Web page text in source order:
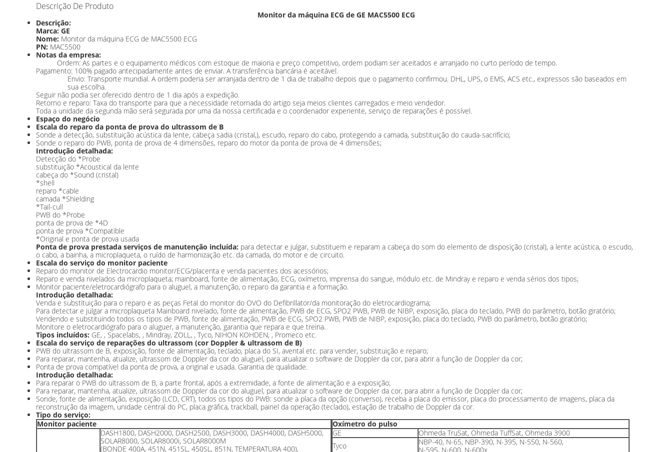
Descrição De Produto
Monitor da máquina ECG de GE MAC5500 ECG
Descrição:
Marca: GE
Nome: Monitor da máquina ECG de MAC5500 ECG
PN: MAC5500
Notas da empresa:
Ordem: As partes e o equipamento médicos com estoque de maioria e preço competitivo, ordem podiam ser aceitados e arranjado no curto período de tempo.
Pagamento: 100% pagado antecipadamente antes de enviar. A transferência bancária é aceitável.
Envio: Transporte mundial. A ordem poderia ser arranjada dentro de 1 dia de trabalho depois que o pagamento confirmou. DHL, UPS, o EMS, ACS etc., expressos são baseados em
sua escolha.
Seguir não podia ser oferecido dentro de 1 dia após a expedição.
Retorno e reparo: Taxa do transporte para que a necessidade retornada do artigo seja meios clientes carregados e meio vendedor.
Toda a unidade da segunda mão será segurada por uma da nossa certificada e o coordenador experiente, serviço de reparações é possível.
Espaço do negócio
Escala do reparo da ponta de prova do ultrassom de B
Sonde a detecção, substituição acústica da lente, cabeça sadia (cristal,), escudo, reparo do cabo, protegendo a camada, substituição do cauda-sacrifício;
Sonde o reparo do PWB, ponta de prova de 4 dimensões, reparo do motor da ponta de prova de 4 dimensões;
Introdução detalhada:
Detecção do *Probe
substituição *Acoustical da lente
cabeça do *Sound (cristal)
*shell
reparo *cable
camada *Shielding
*Tail-cull
PWB do *Probe
ponta de prova de *4D
ponta de prova *Compatible
*Original e ponta de prova usada
Ponta de prova prestada serviços de manutenção incluída: para detectar e julgar, substituem e reparam a cabeça do som do elemento de disposição (cristal), a lente acústica, o escudo,
o cabo, a bainha, a microplaqueta, o ruído de harmonização etc. da camada, do motor e de circuito.
Escala do serviço do monitor paciente
Reparo do monitor de Electrocardio monitor/ECG/placenta e venda pacientes dos acessórios;
Reparo e venda nivelados da microplaqueta; mainboard, fonte de alimentação, ECG, oxímetro, imprensa do sangue, módulo etc. de Mindray e reparo e venda sérios dos tipos;
Monitor paciente/eletrocardiógrafo para o aluguel, a manutenção, o reparo da garantia e a formação.
Introdução detalhada:
Venda e substituição para o reparo e as peças Fetal do monitor do OVO do Defibrillator/da monitoração do eletrocardiograma;
Para detectar e julgar a microplaqueta Mainboard nivelado, fonte de alimentação, PWB de ECG, SPO2 PWB, PWB de NIBP, exposição, placa do teclado, PWB do parâmetro, botão giratório;
Vendendo e substituindo todos os tipos de PWB, fonte de alimentação, PWB de ECG, SPO2 PWB, PWB de NIBP, exposição, placa do teclado, PWB do parâmetro, botão giratório;
Monitore o eletrocardiógrafo para o aluguer, a manutenção, garantia que repara e que treina.
Tipos incluídos: GE, , Spacelabs, , Mindray, ZOLL, , Tyco, NIHON KOHDEN, , Promeco etc.
Escala do serviço de reparações do ultrassom (cor Doppler & ultrassom de B)
PWB do ultrassom de B, exposição, fonte de alimentação, teclado, placa do SI, avental etc. para vender, substituição e reparo;
Para reparar, mantenha, atualize, ultrassom de Doppler da cor do aluguel, para atualizar o software de Doppler da cor, para abrir a função de Doppler da cor;
Ponta de prova compatível da ponta de prova, a original e usada. Garantia de qualidade.
Introdução detalhada:
Para reparar o PWB do ultrassom de B, a parte frontal, após a extremidade, a fonte de alimentação e a exposição;
Para reparar, mantenha, atualize, ultrassom de Doppler da cor do aluguel, para atualizar o software de Doppler da cor, para abrir a função de Doppler da cor;
Sonde, fonte de alimentação, exposição (LCD, CRT), todos os tipos do PWB: sonde a placa da opção (converso), receba a placa do emissor, placa do processamento de imagens, placa da
reconstrução da imagem, unidade central do PC, placa gráfica, trackball, painel da operação (teclado), estação de trabalho de Doppler da cor.
Tipo do serviço:
Monitor paciente
DASH1800, DASH2000, DASH2500, DASH3000, DASH4000, DASH5000,
SOLAR8000, SOLAR8000i, SOLAR8000M
(BONDE 400A, 451N, 451SL, 450SL, 851N, TEMPERATURA 400),
Oxímetro do pulso
GE
Ohmeda TruSat, Ohmeda TuffSat, Ohmeda 3900
Tyco
NBP-40, N-65, NBP-390, N-395, N-550, N-560,
N-595, N-600, N-600x